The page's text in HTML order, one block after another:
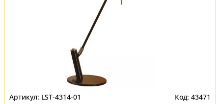
LST-4314-01 43471